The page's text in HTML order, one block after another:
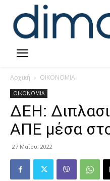
Αρχική ΟΙΚΟΝΟΜΙΑ
ΟΙΚΟΝΟΜΙΑ
ΔΕΗ:
ΑΠΕ μέσα
27 Μαΐου, 2022